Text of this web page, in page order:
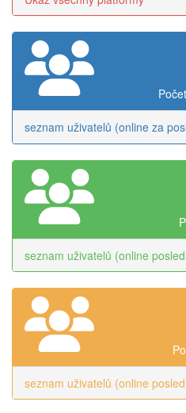
seznam uživatelů (online za
seznam uživatelů (online
seznam uživatelů (online